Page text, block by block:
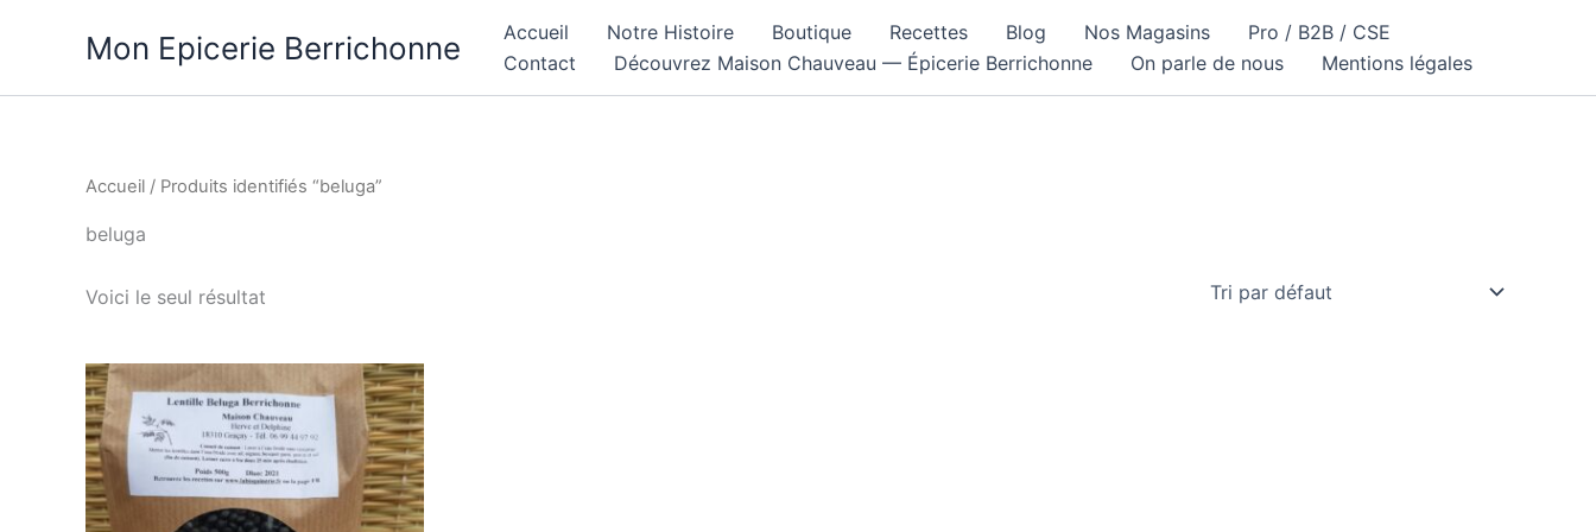
Mon Epicerie Berrichonne Accueil Notre Histoire Boutique Recettes Blog Nos Magasins
Pro / B2B / CSE
Contact
Découvrez Maison Chauveau — Épicerie Berrichonne On parle de nous Mentions légales
Accueil / Produits identifiés “beluga”
beluga
Voici le seul résultat